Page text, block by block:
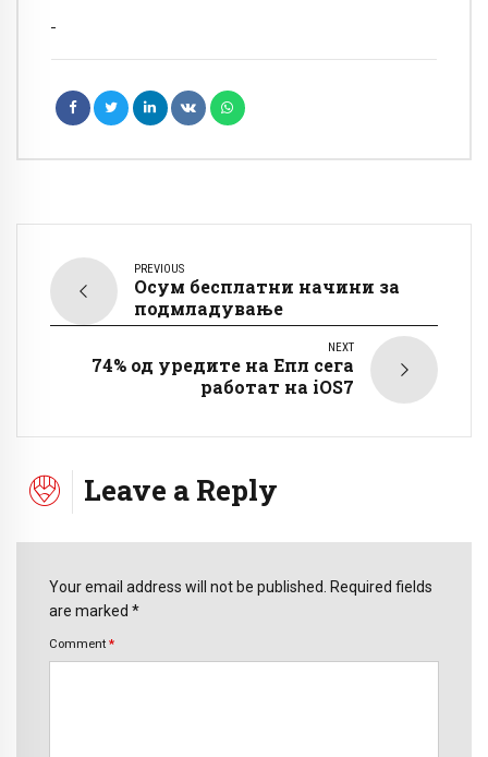
PREVIOUS
Осум бесплатни начини за
подмладување
NEXT
74% од уредите на Епл сега
работат на iOS7
Leave a Reply
Your email address will not be published. Required fields
are marked *
Comment *